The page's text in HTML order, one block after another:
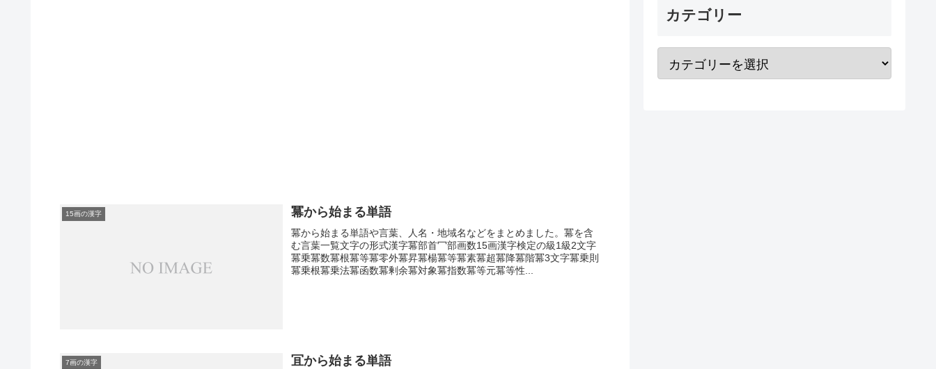
15画の漢字 冪から始まる単語
冪から始まる単語や言葉、人名・地域名などをまとめました。冪を含
む言葉一覧文字の形式漢字冪部首冖部画数15画漢字検定の級1級2文字
冪乗冪数冪根冪等冪零外冪昇冪楊冪等冪素冪超冪降冪階冪3文字冪乗則
冪乗根冪乗法冪函数冪剰余冪対象冪指数冪等元冪等性...
7画の漢字 冝から始まる単語
カテゴリー